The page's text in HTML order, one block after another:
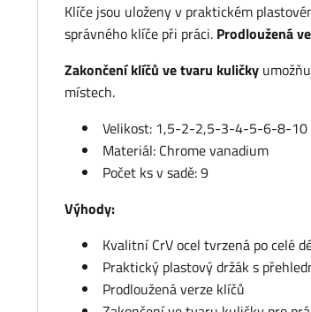
Klíče jsou uloženy v praktickém
správného klíče při práci. Prodloužená
Zakončení klíčů ve tvaru kuličky
místech.
Velikost: 1,5-2-2,5-3-4-5-6-8-10
Materiál: Chrome vanadium
Počet ks v sadě: 9
Výhody:
Kvalitní CrV ocel tvrzená po celé
Praktický plastový držák s
Prodloužená verze klíčů